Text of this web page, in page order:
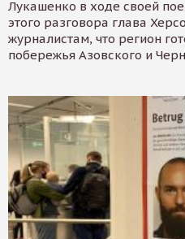
Лукашенко в ходе своей
этого разговора глава
журналистам, что регион
побережья Азовского и